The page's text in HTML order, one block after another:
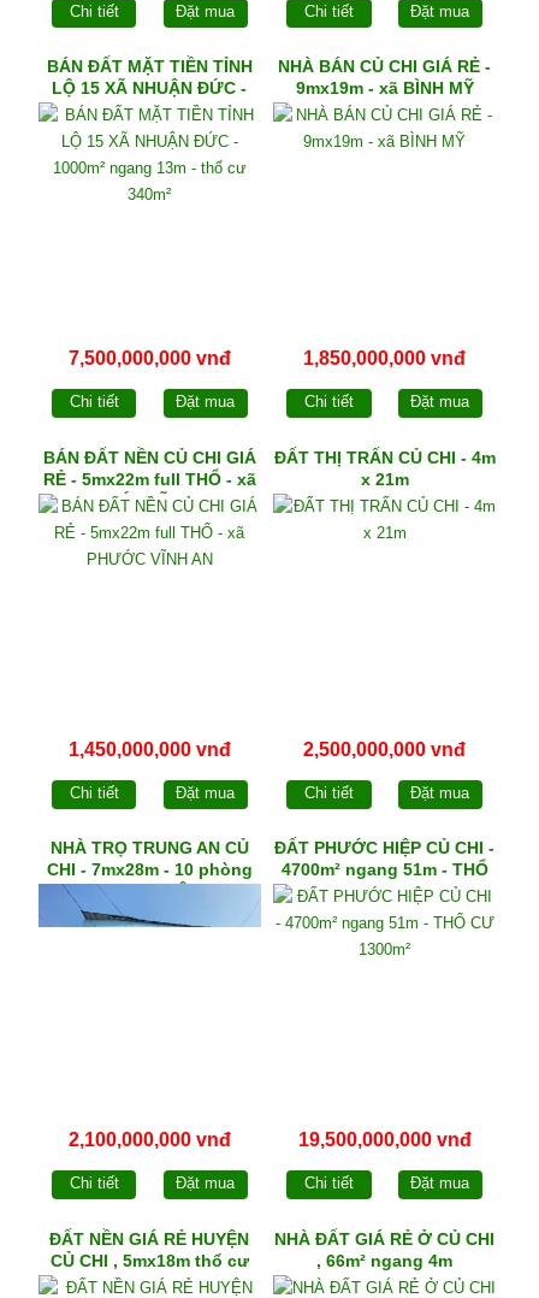
Chi tiết Đặt mua Chi tiết Đặt mua
BÁN ĐẤT MẶT TIỀN TỈNH
LỘ 15 XÃ NHUẬN ĐỨC -
1000m² ngang 13m - thổ
cư 340m²
7,500,000,000 vnđ
Chi tiết Đặt mua
NHÀ BÁN CỦ CHI GIÁ RẺ -
9mx19m - xã BÌNH MỸ
1,850,000,000 vnđ
Chi tiết Đặt mua
BÁN ĐẤT NỀN CỦ CHI GIÁ
RẺ - 5mx22m full THỔ - xã
PHƯỚC VĨNH AN
1,450,000,000 vnđ
Chi tiết Đặt mua
ĐẤT THỊ TRẤN CỦ CHI - 4m
x 21m
2,500,000,000 vnđ
Chi tiết Đặt mua
NHÀ TRỌ TRUNG AN CỦ
CHI - 7mx28m - 10 phòng
trọ - THU NHẬP 10
TRIỆU/tháng
2,100,000,000 vnđ
Chi tiết Đặt mua
ĐẤT PHƯỚC HIỆP CỦ CHI -
4700m² ngang 51m - THỔ
CƯ 1300m²
19,500,000,000 vnđ
Chi tiết Đặt mua
ĐẤT NỀN GIÁ RẺ HUYỆN
CỦ CHI , 5mx18m thổ cư
90m²
NHÀ ĐẤT GIÁ RẺ Ở CỦ CHI
, 66m² ngang 4m